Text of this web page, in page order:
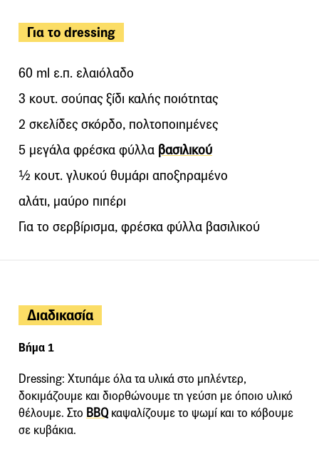
Για το dressing
60 ml ε.π. ελαιόλαδο
3 κουτ. σούπας ξίδι καλής ποιότητας
2 σκελίδες σκόρδο, πολτοποιημένες
5 μεγάλα φρέσκα φύλλα βασιλικού
½ κουτ. γλυκού θυμάρι αποξηραμένο
αλάτι, μαύρο πιπέρι
Για το σερβίρισμα, φρέσκα φύλλα βασιλικού
Διαδικασία
Βήμα 1
Dressing: Χτυπάμε όλα τα υλικά στο μπλέντερ,
δοκιμάζουμε και διορθώνουμε τη γεύση με όποιο υλικό
θέλουμε. Στο BBQκαψαλίζουμε το ψωμί και το κόβουμε
σε κυβάκια.